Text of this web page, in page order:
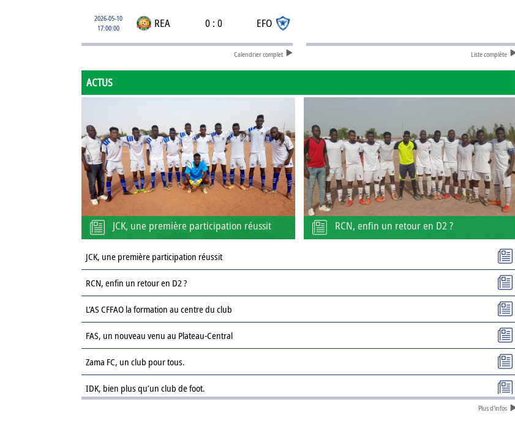
2026-05-10
17:00:00
REA 0 : 0 EFO
Calendrier complet Liste complète
ACTUS
JCK, une première participation réussit RCN, enfin un retour en D2 ?
JCK, une première participation réussit
RCN, enfin un retour en D2 ?
L’AS CFFAO la formation au centre du club
FAS, un nouveau venu au Plateau-Central
Zama FC, un club pour tous.
IDK, bien plus qu’un club de foot.
Plus d'infos